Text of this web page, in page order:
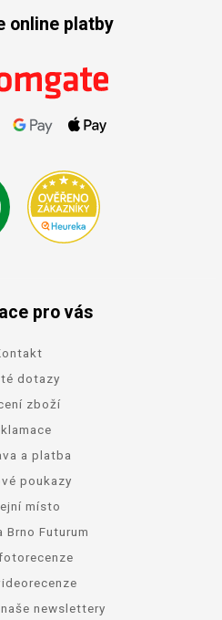
online platby
pro vás
dotazy
zboží
a platba
poukazy
místo
Brno Futurum
newslettery